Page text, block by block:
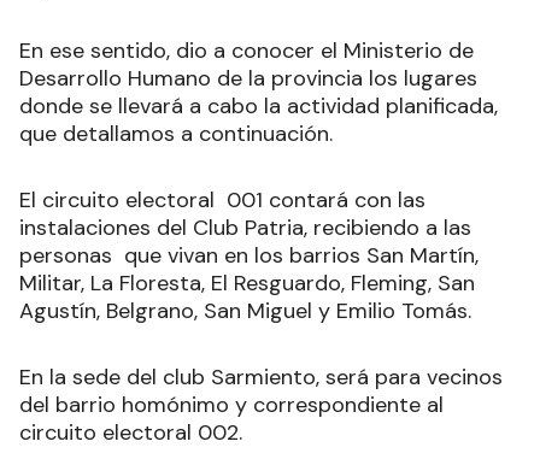
En ese sentido, dio a conocer el Ministerio de
Desarrollo Humano de la provincia los lugares
donde se llevará a cabo la actividad planificada,
que detallamos a continuación.
El circuito electoral 001 contará con las
instalaciones del Club Patria, recibiendo a las
personas que vivan en los barrios San Martín,
Militar, La Floresta, El Resguardo, Fleming, San
Agustín, Belgrano, San Miguel y Emilio Tomás.
En la sede del club Sarmiento, será para vecinos
del barrio homónimo y correspondiente al
circuito electoral 002.